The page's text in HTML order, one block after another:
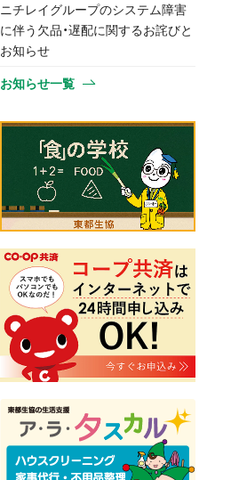
ニチレイグループのシステム障害
に伴う欠品・遅配に関するお詫びと
お知らせ
お知らせ一覧